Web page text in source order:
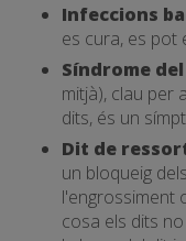
Infeccions
es cura, es pot
Síndrome
mitjà), clau per
dits, és un
Dit de
un bloqueig
l'engrossiment
cosa els dits